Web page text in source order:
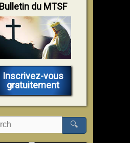
Bulletin du MTSF
Inscrivez-vous
gratuitement
🔍